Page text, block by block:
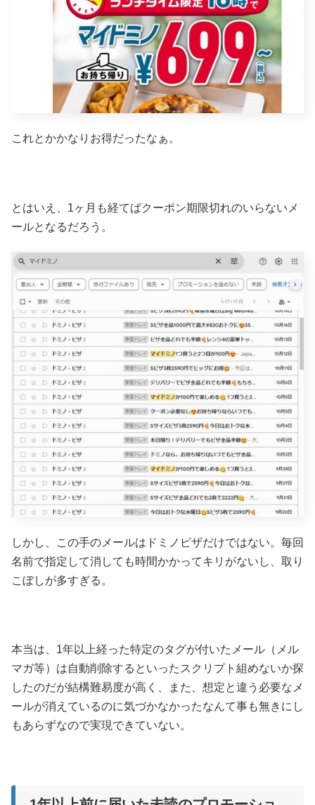
これとかかなりお得だったなぁ。
とはいえ、1ヶ月も経てばクーポン期限切れのいらないメ
ールとなるだろう。
しかし、この手のメールはドミノピザだけではない。毎回
名前で指定して消しても時間かかってキリがないし、取り
こぼしが多すぎる。
本当は、1年以上経った特定のタグが付いたメール（メル
マガ等）は自動削除するといったスクリプト組めないか探
したのだが結構難易度が高く、また、想定と違う必要なメ
ールが消えているのに気づかなかったなんて事も無きにし
もあらずなので実現できていない。